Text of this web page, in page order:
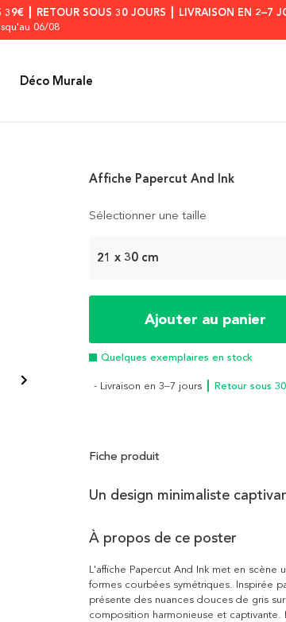
┃ RETOUR SOUS 30 JOURS ┃ LIVRAISON EN 2–7
06/08
Déco Murale
Sélectionner une taille
21 x 30 cm
Ajouter au panier
Quelques exemplaires en stock
- Livraison en 3–7 jours ┃ Retour sous
Affiche Papercut And Ink
Fiche produit
Un design minimaliste
À propos de ce poster
L'affiche Papercut And Ink met en
formes courbées symétriques. Inspirée
présente des nuances douces de gris
composition harmonieuse et